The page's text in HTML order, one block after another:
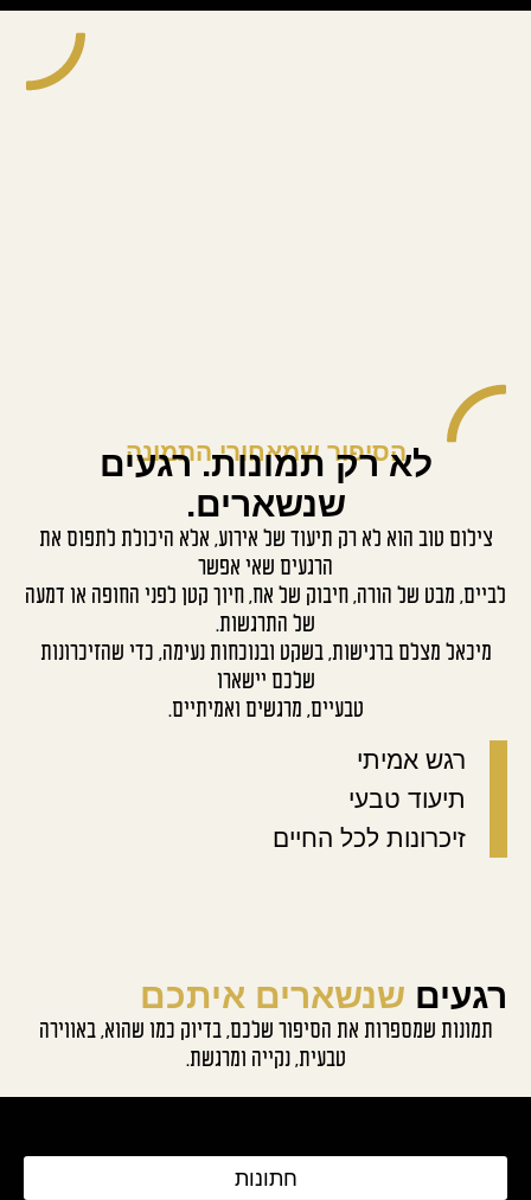
הסיפור שמאחורי התמונה
לא רק תמונות. רגעים
שנשארים.
טוב הוא לא רק תיעוד של אירוע, אלא היכולת לתפוס את
הרגעים שאי אפשר
מבט של הורה, חיבוק של אח, חיוך קטן לפני החופה או דמעה
של התרגשות.
מצלם ברגישות, בשקט ובנוכחות נעימה, כדי שהזיכרונות
שלכם יישארו
טבעיים, מרגשים ואמיתיים.
רגש אמיתי
תיעוד טבעי
זיכרונות לכל החיים
שנשארים איתכם
שמספרות את הסיפור שלכם, בדיוק כמו שהוא, באווירה
טבעית, נקייה ומרגשת.
חתונות